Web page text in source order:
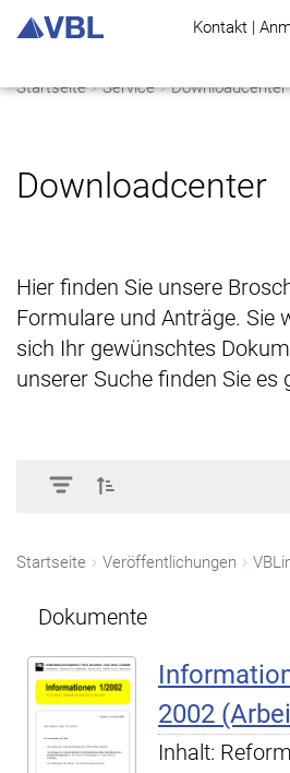
Kontakt |
Startseite Service Downloadcenter
Downloadcenter
Hier finden Sie unsere
Formulare und Anträge. Sie
sich Ihr gewünschtes
unserer Suche finden Sie es
Startseite Veröffentlichungen
Dokumente
2002
Inhalt: